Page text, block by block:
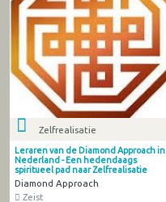
Zelfrealisatie
Leraren van de Diamond Approach in
Nederland - Een hedendaags
spiritueel pad naar Zelfrealisatie
Diamond Approach
Zeist